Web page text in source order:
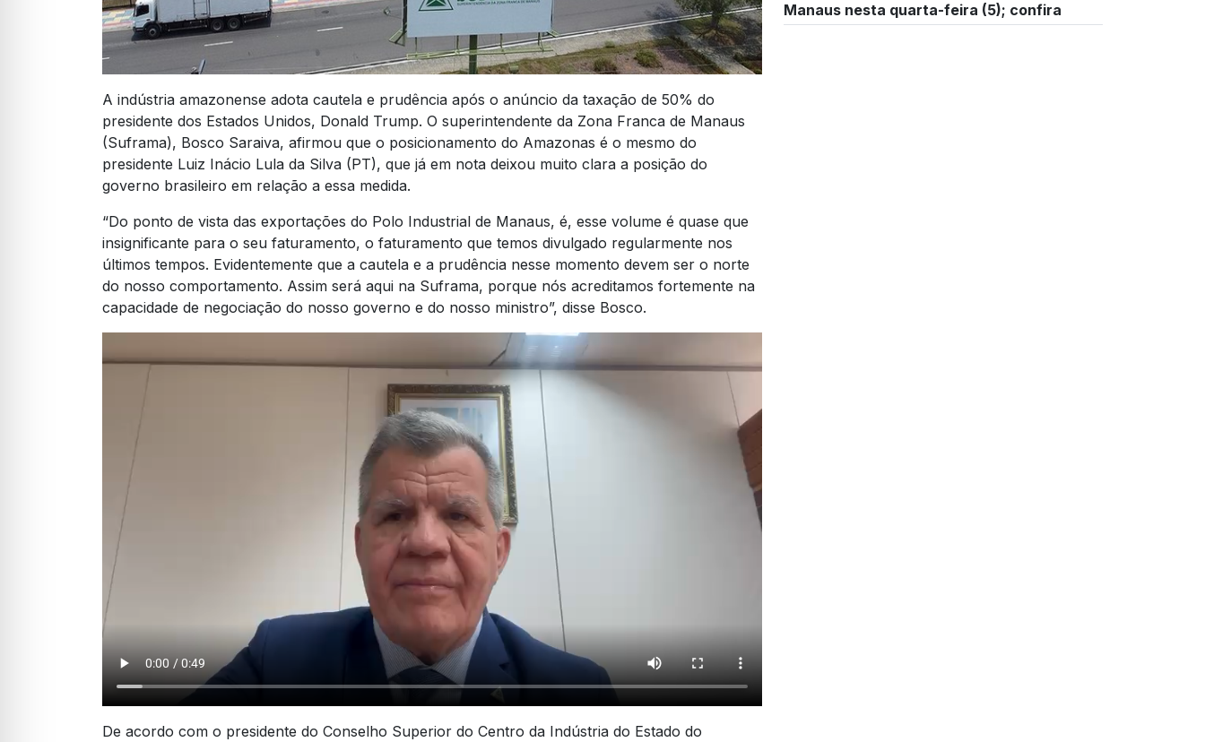
A indústria amazonense adota cautela e prudência após o anúncio da taxação de 50% do
presidente dos Estados Unidos, Donald Trump. O superintendente da Zona Franca de Manaus
(Suframa), Bosco Saraiva, afirmou que o posicionamento do Amazonas é o mesmo do
presidente Luiz Inácio Lula da Silva (PT), que já em nota deixou muito clara a posição do
governo brasileiro em relação a essa medida.
“Do ponto de vista das exportações do Polo Industrial de Manaus, é, esse volume é quase que
insignificante para o seu faturamento, o faturamento que temos divulgado regularmente nos
últimos tempos. Evidentemente que a cautela e a prudência nesse momento devem ser o norte
do nosso comportamento. Assim será aqui na Suframa, porque nós acreditamos fortemente na
capacidade de negociação do nosso governo e do nosso ministro”, disse Bosco.
De acordo com o presidente do Conselho Superior do Centro da Indústria do Estado do
Manaus nesta quarta-feira (5); confira